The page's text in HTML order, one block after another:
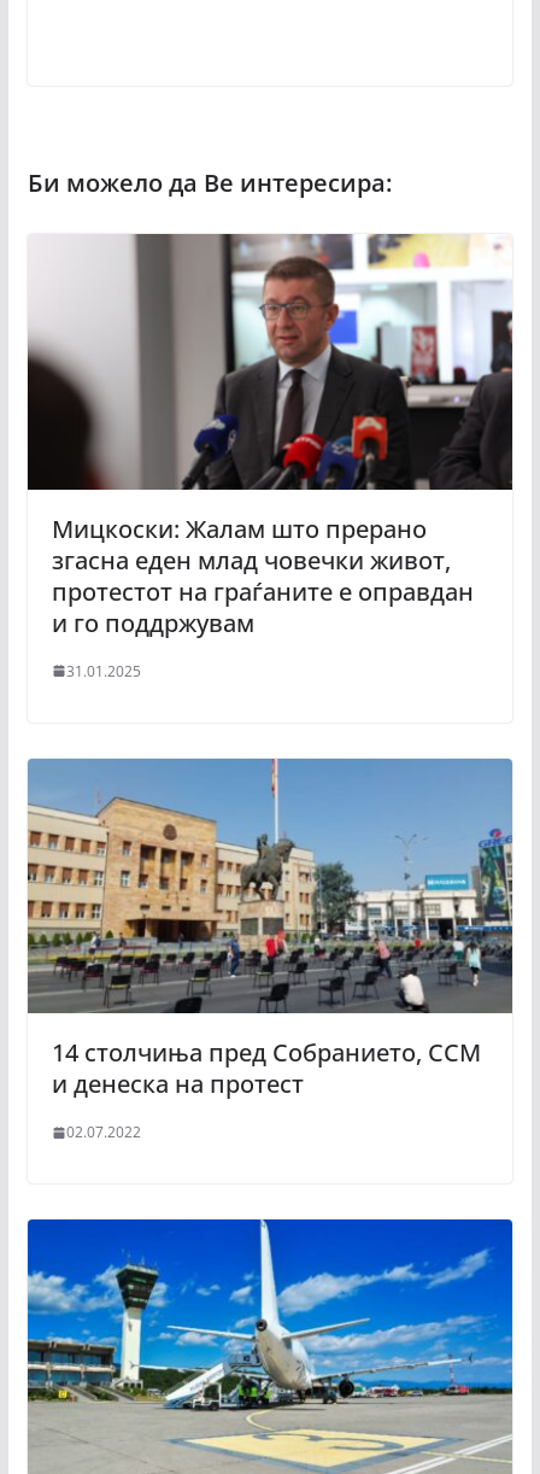
Мицкоски: Жалам што прерано
згасна еден млад човечки живот,
протестот на граѓаните е оправдан
и го поддржувам
31.01.2025
14 столчиња пред Собранието, ССМ
и денеска на протест
02.07.2022